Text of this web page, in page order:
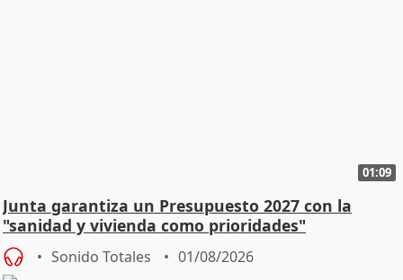
01:09
Junta garantiza un Presupuesto 2027 con la
"sanidad y vivienda como prioridades"
Sonido Totales 01/08/2026